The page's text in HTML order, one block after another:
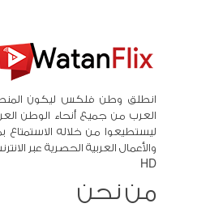
انطلق وطن فلكس ليكون
العرب من جميع أنحاء الوطن
ليستطيعوا من خلاله
HD
من نحن